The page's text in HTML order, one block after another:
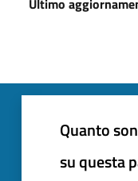
Quanto
su questa